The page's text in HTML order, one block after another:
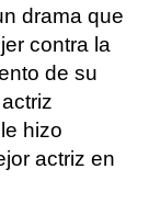
drama que
contra la
de su
hizo
actriz en